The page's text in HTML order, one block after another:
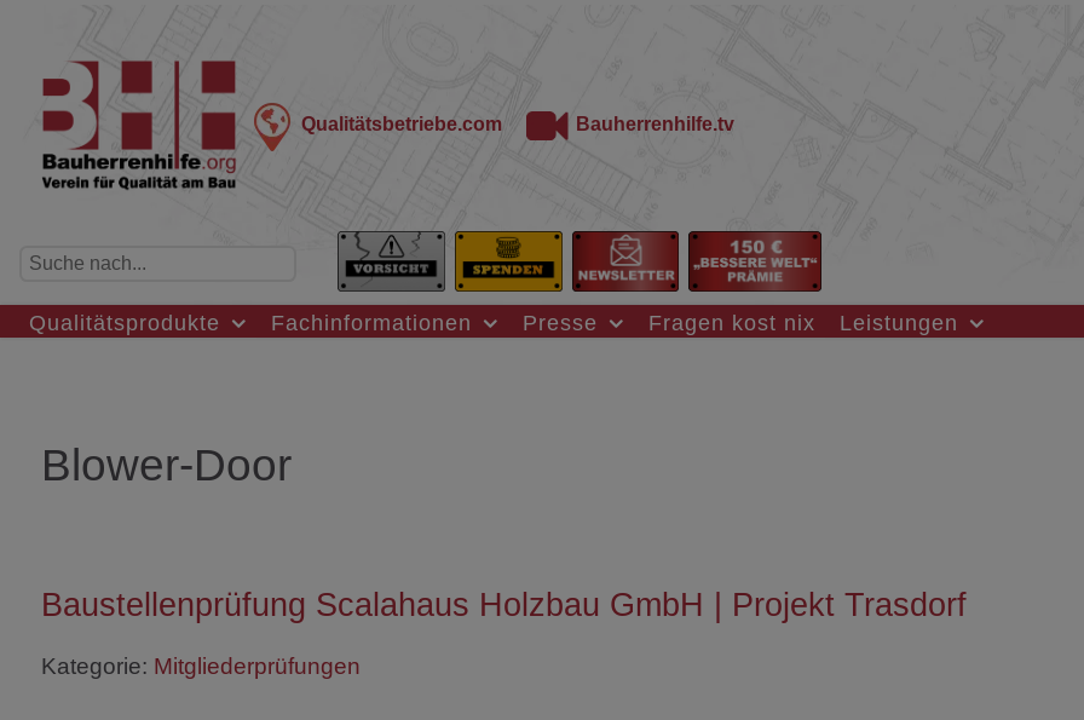
Qualitätsbetriebe.com Bauherrenhilfe.tv
Qualitätsprodukte Fachinformationen Presse Fragen kost nix Leistungen
Blower-Door
Baustellenprüfung Scalahaus Holzbau GmbH | Projekt Trasdorf
Kategorie: Mitgliederprüfungen